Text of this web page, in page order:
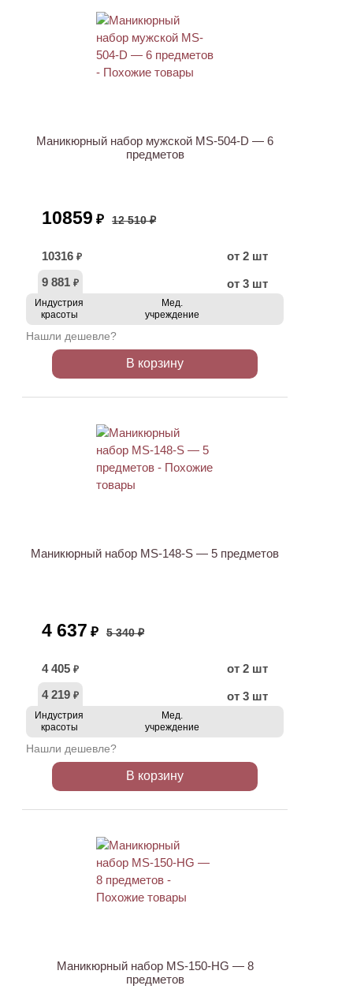
Маникюрный набор мужской MS-504-D — 6
предметов
10859 ₽ 12 510 ₽
10316 ₽
от 2 шт
9 881 ₽ от 3 шт
Индустрия
красоты
Мед.
учреждение
Нашли дешевле?
В корзину
Маникюрный набор MS-148-S — 5 предметов
4 637 ₽ 5 340 ₽
4 405 ₽
от 2 шт
4 219 ₽ от 3 шт
Индустрия
красоты
Мед.
учреждение
Нашли дешевле?
В корзину
Маникюрный набор MS-150-HG — 8
предметов